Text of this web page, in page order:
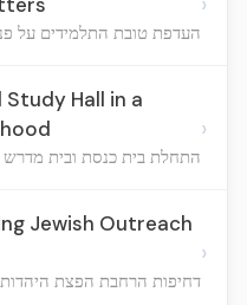
העדפת טובת התלמידים על
Hall in a
התחלת בית כנסת ובית
›
Jewish Outreach
דחיפות הרחבת הפצת
›